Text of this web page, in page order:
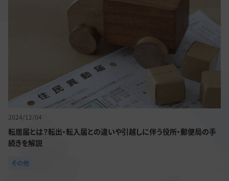
2024/12/04
転居届とは？転出・転入届との違いや引越しに伴う役所・郵便局の手
続きを解説
その他